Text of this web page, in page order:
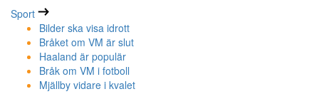
Sport
Bilder ska visa idrott
Bråket om VM är slut
Haaland är populär
Bråk om VM i fotboll
Mjällby vidare i kvalet